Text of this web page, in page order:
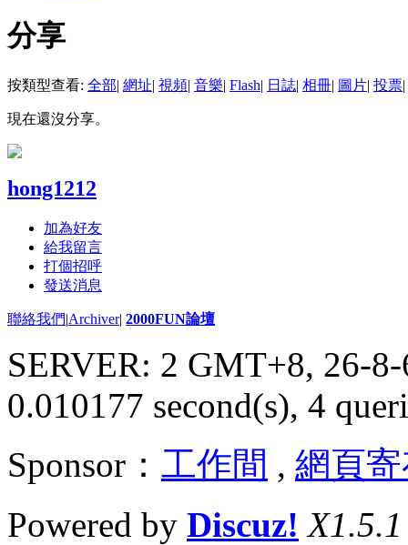
分享
按類型查看: 全部| 網址| 視頻| 音樂| Flash| 日誌| 相冊| 圖片| 投票|
現在還沒分享。
hong1212
加為好友
給我留言
打個招呼
發送消息
聯絡我們|Archiver| 2000FUN論壇
SERVER: 2 GMT+8, 26-
0.010177 second(s), 4
Sponsor： 工作間 , 網頁
Powered by Discuz! X1.5.1